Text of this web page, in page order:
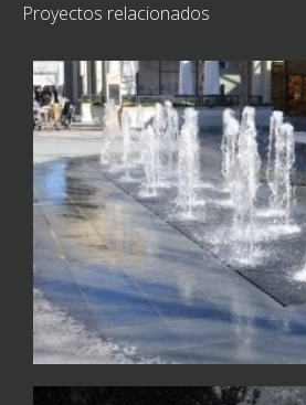
Proyectos relacionados